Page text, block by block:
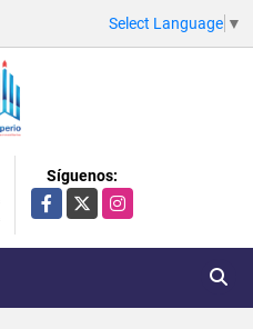
Select Language ▼
Síguenos:
Facebook
X Instagram